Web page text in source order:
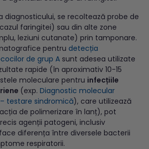
diagnosticului, se recoltează probe de
faringitei) sau din alte zone
leziuni cutanate) prin tamponare.
pentru detecția
de grup A sunt adesea utilizate
rapide (în aproximativ 10-15
moleculare pentru infecțiile
(exp. Diagnostic molecular
testare sindromică), care utilizează
de polimerizare în lanț), pot
agenții patogeni, inclusiv
diferența între diversele bacterii
respiratorii.